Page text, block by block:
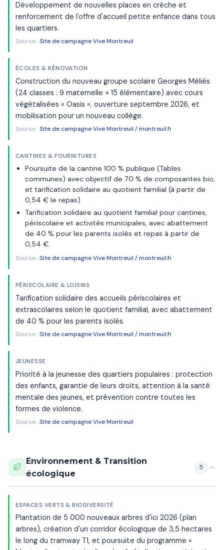
Développement de nouvelles places en crèche et
renforcement de l'offre d'accueil petite enfance dans tous
les quartiers.
Source :Site de campagne Vive Montreuil
ÉCOLES & RÉNOVATION
Construction du nouveau groupe scolaire Georges Méliès
(24 classes : 9 maternelle + 15 élémentaire) avec cours
végétalisées « Oasis », ouverture septembre 2026, et
mobilisation pour un nouveau collège.
Source :Site de campagne Vive Montreuil / montreuil.fr
CANTINES & FOURNITURES
Poursuite de la cantine 100 % publique (Tables
communes) avec objectif de 70 % de composantes bio,
et tarification solidaire au quotient familial (à partir de
0,54 € le repas)
Tarification solidaire au quotient familial pour cantines,
périscolaire et activités municipales, avec abattement
de 40 % pour les parents isolés et repas à partir de
0,54 €.
Source :Site de campagne Vive Montreuil / montreuil.fr
PÉRISCOLAIRE & LOISIRS
Tarification solidaire des accueils périscolaires et
extrascolaires selon le quotient familial, avec abattement
de 40 % pour les parents isolés.
Source :Site de campagne Vive Montreuil / montreuil.fr
JEUNESSE
Priorité à la jeunesse des quartiers populaires : protection
des enfants, garantie de leurs droits, attention à la santé
mentale des jeunes, et prévention contre toutes les
formes de violence.
Source :Site de campagne Vive Montreuil
Environnement & Transition
écologique
5
ESPACES VERTS & BIODIVERSITÉ
Plantation de 5 000 nouveaux arbres d'ici 2026 (plan
arbres), création d'un corridor écologique de 3,5 hectares
le long du tramway T1, et poursuite du programme «